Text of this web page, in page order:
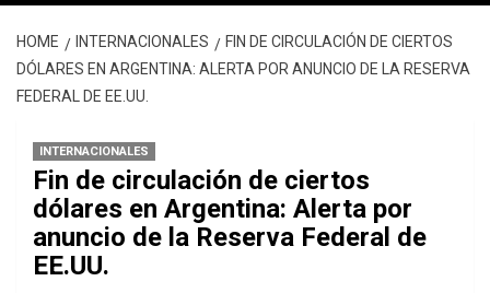
HOME INTERNACIONALES
FIN DE CIRCULACIÓN DE CIERTOS
DÓLARES EN ARGENTINA: ALERTA POR ANUNCIO DE LA RESERVA
FEDERAL DE EE.UU.
INTERNACIONALES
Fin de circulación de ciertos
dólares en Argentina: Alerta por
anuncio de la Reserva Federal de
EE.UU.